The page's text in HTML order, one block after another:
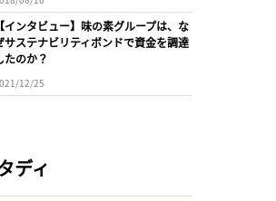
【インタビュー】味の素グループは、な
サステナビリティボンドで資金を調達
たのか？
12/25
ディ